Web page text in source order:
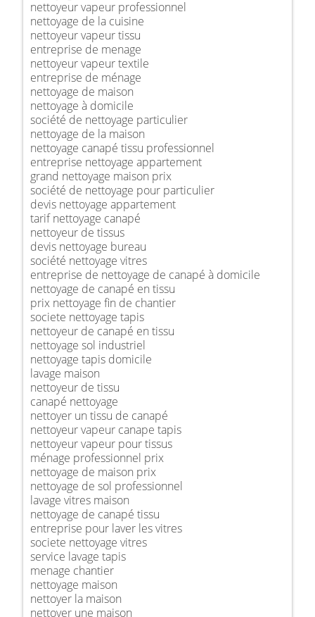
nettoyeur vapeur professionnel
nettoyage de la cuisine
nettoyeur vapeur tissu
entreprise de menage
nettoyeur vapeur textile
entreprise de ménage
nettoyage de maison
nettoyage à domicile
société de nettoyage particulier
nettoyage de la maison
nettoyage canapé tissu professionnel
entreprise nettoyage appartement
grand nettoyage maison prix
société de nettoyage pour particulier
devis nettoyage appartement
tarif nettoyage canapé
nettoyeur de tissus
devis nettoyage bureau
société nettoyage vitres
entreprise de nettoyage de canapé à domicile
nettoyage de canapé en tissu
prix nettoyage fin de chantier
societe nettoyage tapis
nettoyeur de canapé en tissu
nettoyage sol industriel
nettoyage tapis domicile
lavage maison
nettoyeur de tissu
canapé nettoyage
nettoyer un tissu de canapé
nettoyeur vapeur canape tapis
nettoyeur vapeur pour tissus
ménage professionnel prix
nettoyage de maison prix
nettoyage de sol professionnel
lavage vitres maison
nettoyage de canapé tissu
entreprise pour laver les vitres
societe nettoyage vitres
service lavage tapis
menage chantier
nettoyage maison
nettoyer la maison
nettoyer une maison